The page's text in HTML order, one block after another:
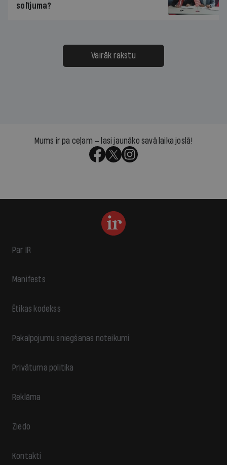
solījuma?
Vairāk rakstu
Mums ir pa ceļam — lasi jaunāko savā laika joslā!
Par IR
Manifests
Ētikas kodekss
Pakalpojumu sniegšanas noteikumi
Privātuma politika
Reklāma
Ziedo
Kontakti